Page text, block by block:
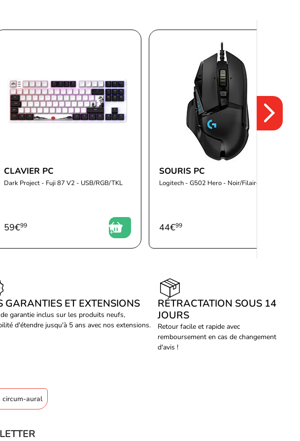
CLAVIER PC
Dark Project - Fuji 87 V2 - USB/RGB/TKL
59€99
SOURIS PC
Logitech - G502 Hero - Noir/Filaire
44€99
GARANTIES ET EXTENSIONS
garantie inclus sur les produits neufs,
d'étendre jusqu'à 5 ans avec nos extensions.
RÉTRACTATION SOUS 14
JOURS
Retour facile et rapide avec
remboursement en cas de changement
d'avis !
circum-aural